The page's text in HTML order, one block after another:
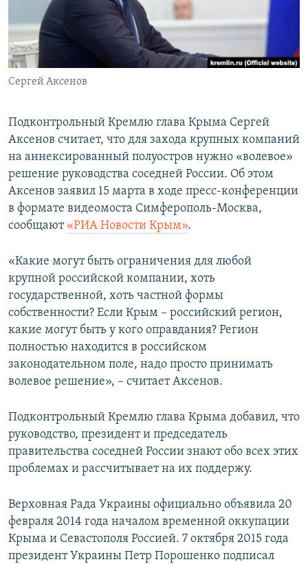
ПОБЕДИТЕЛЕЙ НЕ СУДЯТ?
КРЫМ.НЕПОКОРЕННЫЙ
ELIFBE
УКРАИНСКАЯ ПРОБЛЕМА КРЫМА
ПРИСОЕДИНЯЙТЕСЬ!
Сергей Аксенов
Подконтрольный Кремлю глава Крыма Сергей
Аксенов считает, что для захода крупных компаний
на аннексированный полуостров нужно «волевое»
решение руководства соседней России. Об этом
Аксенов заявил 15 марта в ходе пресс-конференции
в формате видеомоста Симферополь-Москва,
сообщают «РИА Новости Крым».
«Какие могут быть ограничения для любой
крупной российской компании, хоть
государственной, хоть частной формы
собственности? Если Крым – российский регион,
какие могут быть у кого оправдания? Регион
полностью находится в российском
законодательном поле, надо просто принимать
волевое решение», – считает Аксенов.
Подконтрольный Кремлю глава Крыма добавил, что
руководство, президент и председатель
правительства соседней России знают обо всех этих
проблемах и рассчитывает на их поддержу.
Верховная Рада Украины официально объявила 20
февраля 2014 года началом временной оккупации
Крыма и Севастополя Россией. 7 октября 2015 года
президент Украины Петр Порошенко подписал